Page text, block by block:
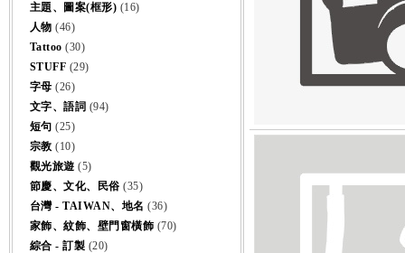
主題、圖案(框形) (16)
人物 (46)
Tattoo (30)
STUFF (29)
字母 (26)
文字、語詞 (94)
短句 (25)
宗教 (10)
觀光旅遊 (5)
節慶、文化、民俗 (35)
台灣 - TAIWAN、地名 (36)
家飾、紋飾、壁門窗橫飾 (70)
綜合 - 訂製 (20)